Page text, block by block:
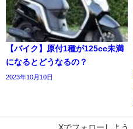
【バイク】原付1種が125cc未満
になるとどうなるの？
2023年10月10日
Xでフォローしよう